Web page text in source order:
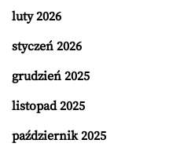
luty 2026
styczeń 2026
grudzień 2025
listopad 2025
październik 2025